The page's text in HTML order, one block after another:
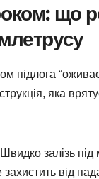
що
підлога
яка
Швидко залізь під
захистить від